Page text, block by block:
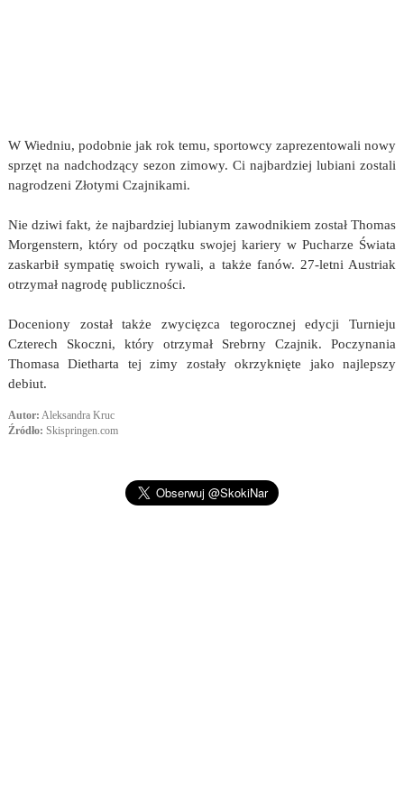
W Wiedniu, podobnie jak rok temu, sportowcy zaprezentowali nowy
sprzęt na nadchodzący sezon zimowy. Ci najbardziej lubiani zostali
nagrodzeni Złotymi Czajnikami.
Nie dziwi fakt, że najbardziej lubianym zawodnikiem został Thomas
Morgenstern, który od początku swojej kariery w Pucharze Świata
zaskarbił sympatię swoich rywali, a także fanów. 27-letni Austriak
otrzymał nagrodę publiczności.
Doceniony został także zwycięzca tegorocznej edycji Turnieju
Czterech Skoczni, który otrzymał Srebrny Czajnik. Poczynania
Thomasa Dietharta tej zimy zostały okrzyknięte jako najlepszy
debiut.
Autor: Aleksandra Kruc
Źródło: Skispringen.com